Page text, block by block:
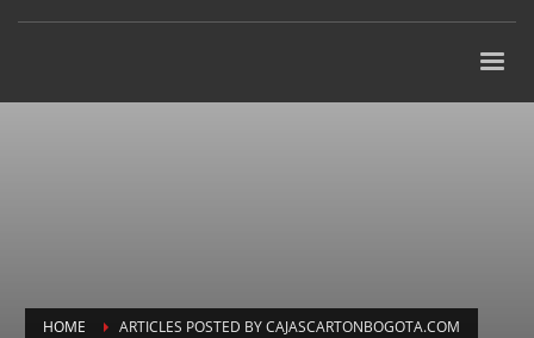
HOME ARTICLES POSTED BY CAJASCARTONBOGOTA.COM